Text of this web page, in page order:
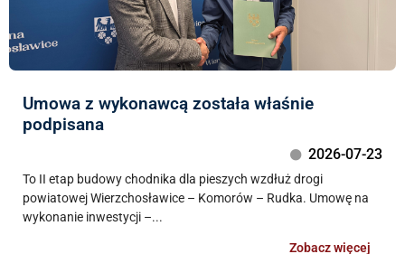
Umowa z wykonawcą została właśnie
podpisana
2026-07-23
To II etap budowy chodnika dla pieszych wzdłuż drogi
powiatowej Wierzchosławice – Komorów – Rudka. Umowę na
wykonanie inwestycji –...
Zobacz więcej